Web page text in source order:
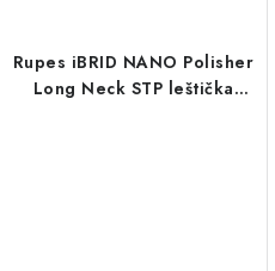
Rupes iBRID NANO Polisher
Long Neck STP leštička